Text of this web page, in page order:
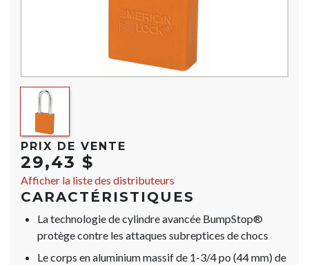
PRIX DE VENTE
29,43 $
Afficher la liste des distributeurs
CARACTÉRISTIQUES
La technologie de cylindre avancée BumpStop®
protège contre les attaques subreptices de chocs
Le corps en aluminium massif de 1-3/4 po (44 mm) de